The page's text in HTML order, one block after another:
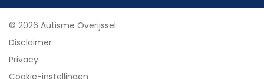
© 2026 Autisme Overijssel
Disclaimer
Privacy